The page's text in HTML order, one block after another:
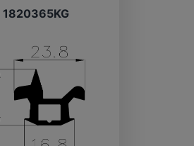
1820365KG